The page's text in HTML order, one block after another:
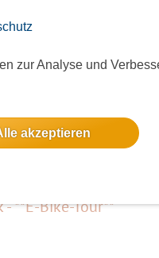
zur Analyse und
akzeptieren
**E-Bike-Tour**